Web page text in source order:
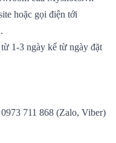
hoặc gọi điện tới
1-3 ngày kể từ ngày đặt
711 868 (Zalo, Viber)